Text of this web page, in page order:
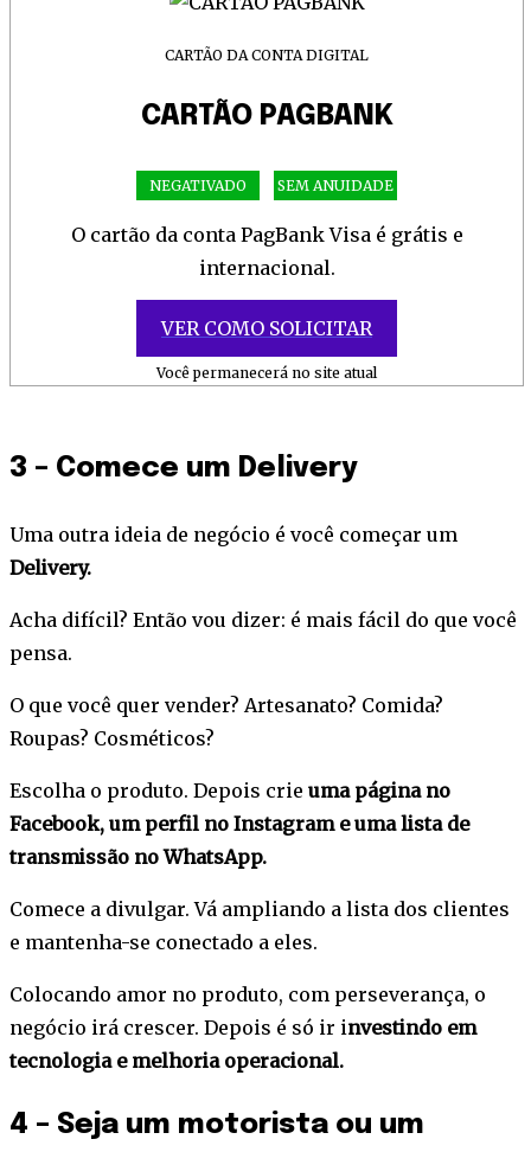
CARTÃO DA CONTA DIGITAL
CARTÃO PAGBANK
NEGATIVADO SEM ANUIDADE
O cartão da conta PagBank Visa é grátis e
internacional.
VER COMO SOLICITAR
Você permanecerá no site atual
3 – Comece um Delivery
Uma outra ideia de negócio é você começar um
Delivery.
Acha difícil? Então vou dizer: é mais fácil do que você
pensa.
O que você quer vender? Artesanato? Comida?
Roupas? Cosméticos?
Escolha o produto. Depois crie uma página no
Facebook, um perfil no Instagram e uma lista de
transmissão no WhatsApp.
Comece a divulgar. Vá ampliando a lista dos clientes
e mantenha-se conectado a eles.
Colocando amor no produto, com perseverança, o
negócio irá crescer. Depois é só ir investindo em
tecnologia e melhoria operacional.
4 – Seja um motorista ou um